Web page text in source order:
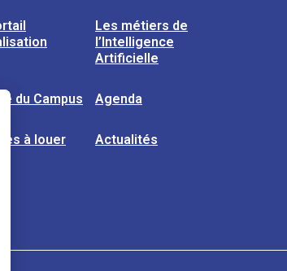
Les métiers de
l’Intelligence
Artificielle
du Campus Agenda
à louer Actualités